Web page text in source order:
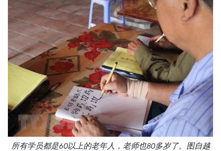
所有学员都是60以上的老年人，老师也80多岁了。图自越